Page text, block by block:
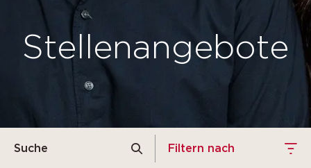
Stellenangebote
Suche Filtern nach